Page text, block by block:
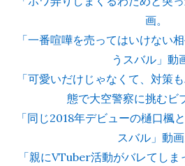
画。
「一番喧嘩を売ってはいけない
うスバル」動
「可愛いだけじゃなくて、対策
態で大空警察に挑むビ
「同じ2018年デビューの樋口楓
スバル」動画
「親にVTuber活動がバレてしま